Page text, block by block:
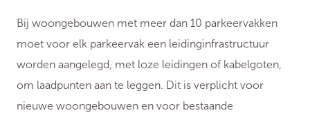
Bij woongebouwen met meer dan 10 parkeervakken
moet voor elk parkeervak een leidinginfrastructuur
worden aangelegd, met loze leidingen of kabelgoten,
om laadpunten aan te leggen. Dit is verplicht voor
nieuwe woongebouwen en voor bestaande